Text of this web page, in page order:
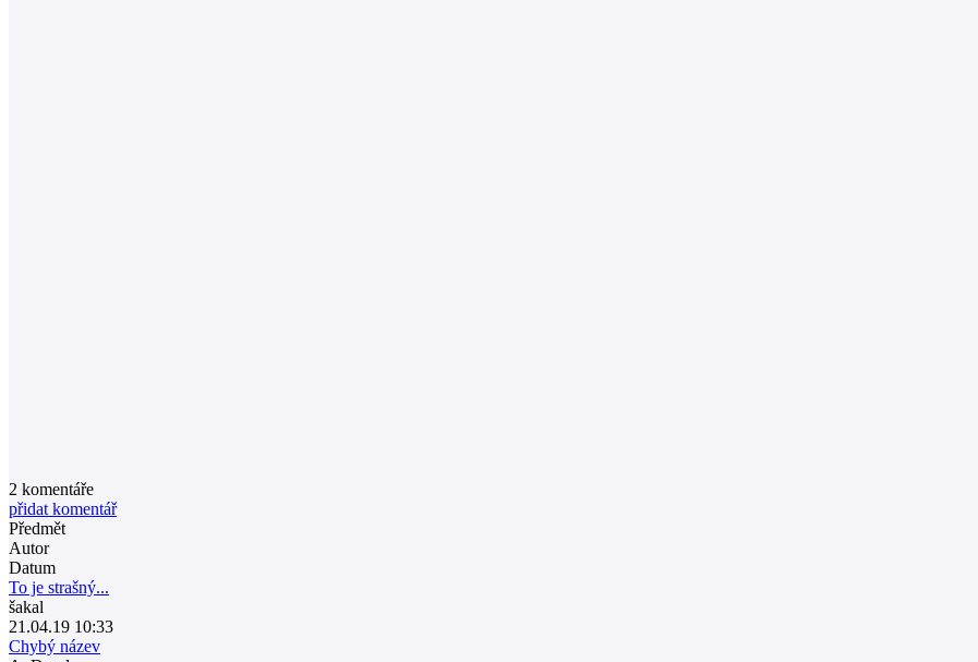
2 komentáře
přidat komentář
Předmět
Autor
Datum
To je strašný...
šakal
21.04.19 10:33
Chybý název